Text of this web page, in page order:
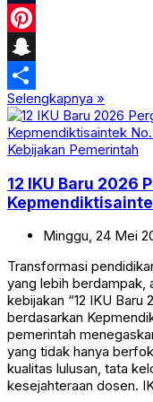
Tumblr
Pinterest
Snapchat
Share
Selengkapnya »
Kebijakan Pemerintah
12 IKU Baru 2026
Minggu, 24 Mei
Transformasi
yang lebih berdampak,
kebijakan “12 IKU Baru
berdasarkan
pemerintah
yang tidak hanya
kualitas lulusan, tata
kesejahteraan dosen.